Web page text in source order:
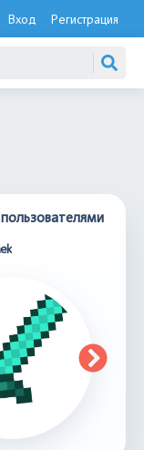
Вход Регистрация